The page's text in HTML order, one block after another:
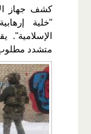
كشف جهاز
"خلية
الإسلامية".
متشدد